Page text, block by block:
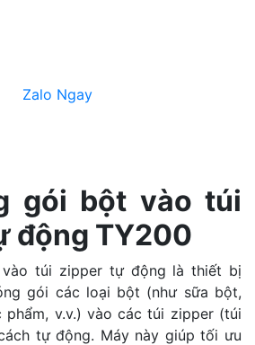
Zalo Ngay
gói bột vào túi
động TY200
túi zipper tự động là thiết bị
gói các loại bột (như sữa bột,
v.v.) vào các túi zipper (túi
tự động. Máy này giúp tối ưu